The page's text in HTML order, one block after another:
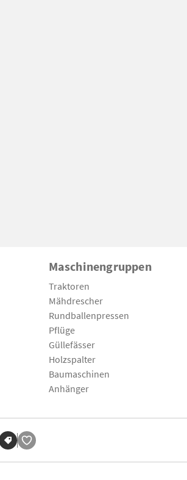
Maschinengruppen
Traktoren
Mähdrescher
Rundballenpressen
Pflüge
Güllefässer
Holzspalter
Baumaschinen
Anhänger